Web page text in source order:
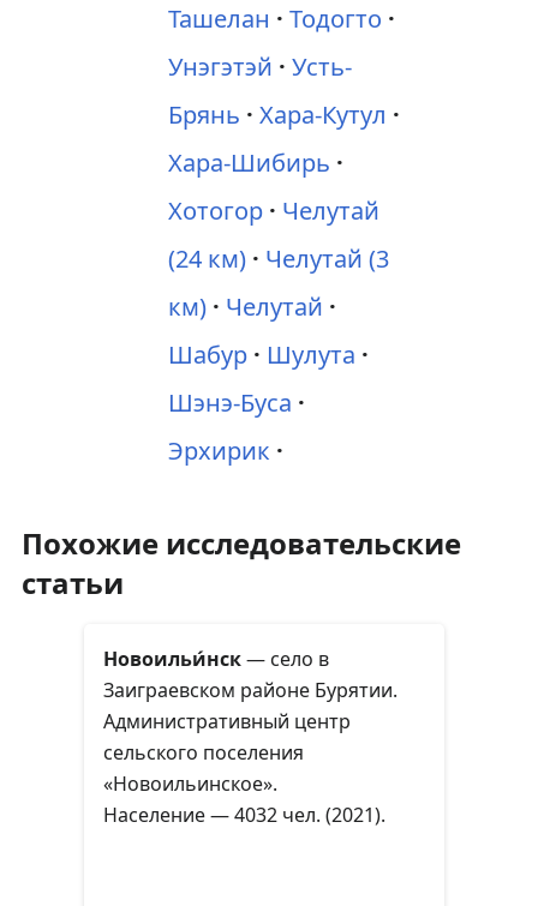
Ташелан
Тодогто
Унэгэтэй
Усть-
Брянь
Хара-Кутул
Хара-Шибирь
Хотогор
Челутай
(24 км)
Челутай (3
км)
Челутай
Шабур
Шулута
Шэнэ-Буса
Эрхирик
Похожие исследовательские
статьи
Новоильи́нск— село в
Заиграевском районе Бурятии.
Административный центр
сельского поселения
«Новоильинское».
Население — 4032 чел. (2021).